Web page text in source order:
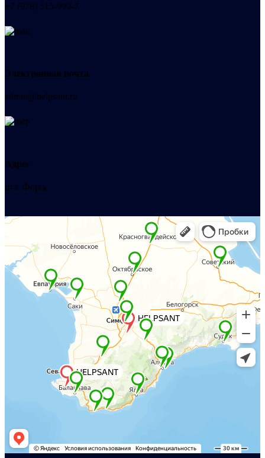
+7 (978) 515-999-7
Электронная почта
admin@helpsant.ru
Адрес
пгт. Форос